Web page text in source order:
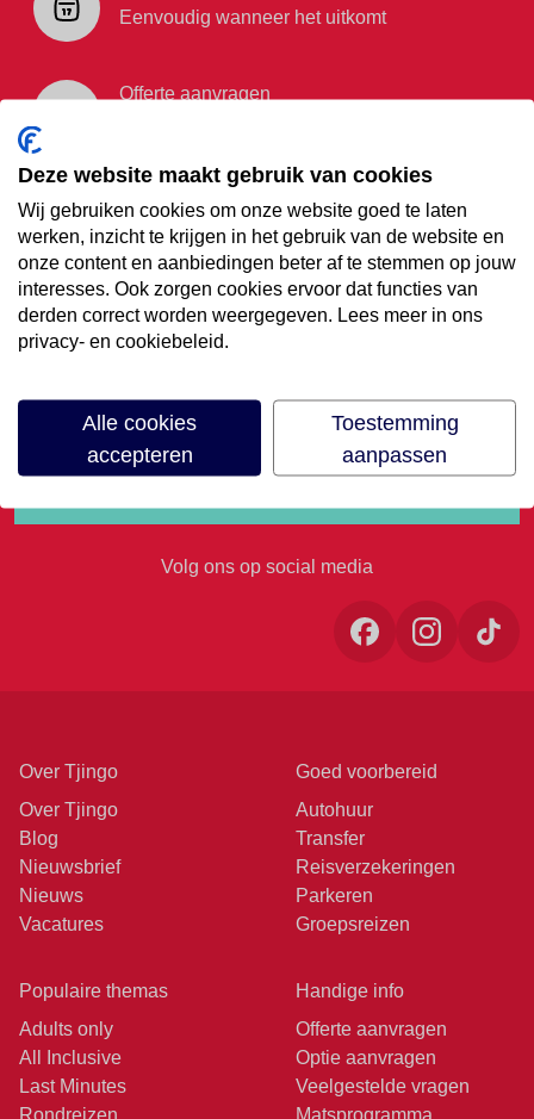
Eenvoudig wanneer het uitkomt
Offerte aanvragen
€35,- korting op je
volgende vakantie
Meld je aan voor onze nieuwsbrief
Volg ons op social media
Over Tjingo
Over Tjingo
Blog
Nieuwsbrief
Nieuws
Vacatures
Goed voorbereid
Autohuur
Transfer
Reisverzekeringen
Parkeren
Groepsreizen
Populaire themas
Adults only
All Inclusive
Last Minutes
Rondreizen
Handige info
Offerte aanvragen
Optie aanvragen
Veelgestelde vragen
Matsprogramma
Deze website maakt gebruik van cookies
Wij gebruiken cookies om onze website goed te laten
werken, inzicht te krijgen in het gebruik van de website en
onze content en aanbiedingen beter af te stemmen op jouw
interesses. Ook zorgen cookies ervoor dat functies van
derden correct worden weergegeven. Lees meer in ons
privacy- en cookiebeleid.
Alle cookies
accepteren
Toestemming
aanpassen